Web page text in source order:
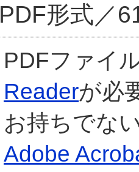
PDF形式／
PDFファイ
Readerが必
お持ちでな
Adobe